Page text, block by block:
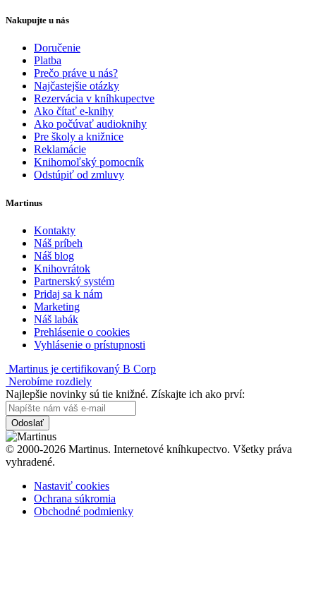
Nakupujte u nás
Doručenie
Platba
Prečo práve u nás?
Najčastejšie otázky
Rezervácia v kníhkupectve
Ako čítať e-knihy
Ako počúvať audioknihy
Pre školy a knižnice
Reklamácie
Knihomoľský pomocník
Odstúpiť od zmluvy
Martinus
Kontakty
Náš príbeh
Náš blog
Knihovrátok
Partnerský systém
Pridaj sa k nám
Marketing
Náš labák
Prehlásenie o cookies
Vyhlásenie o prístupnosti
Martinus je certifikovaný B Corp
Nerobíme rozdiely
Najlepšie novinky sú tie knižné. Získajte ich ako prví:
Odoslať
© 2000-2026 Martinus. Internetové kníhkupectvo. Všetky práva
vyhradené.
Nastaviť cookies
Ochrana súkromia
Obchodné podmienky